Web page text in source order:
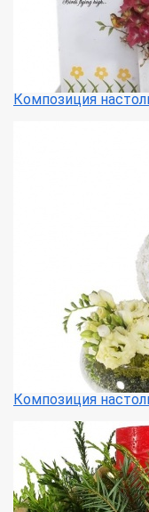
Композиция
Композиция